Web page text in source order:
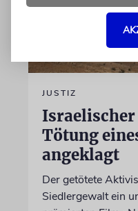
JUSTIZ
Israelischer
Tötung
angeklagt
Der getötete
Siedlergewalt ein